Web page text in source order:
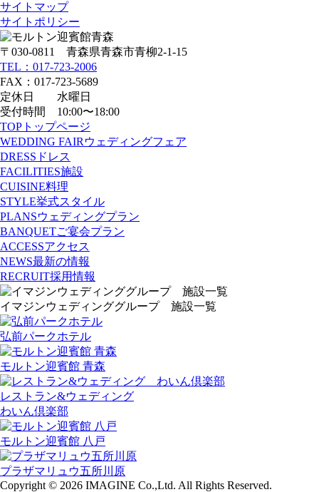
サイトマップ
サイトポリシー
〒030-0811 青森県青森市青柳2-1-15
TEL：017-723-2006
FAX：017-723-5689
定休日 水曜日
受付時間 10:00〜18:00
TOP トップページ
WEDDING FAIR ウェディングフェア
DRESS ドレス
FACILITIES施設
CUISINE料理
STYLE挙式スタイル
PLANSウェディングプラン
BANQUETご宴会プラン
ACCESSアクセス
NEWS最新の情報
RECRUIT採用情報
イマジンウェディンググループ 施設一覧
弘前パークホテル
モルトン迎賓館 青森
レストラン&ウェディング
わいん倶楽部
モルトン迎賓館 八戸
プラザマリュウ五所川原
Copyright © 2026 IMAGINE Co.,Ltd. All Rights Reserved.